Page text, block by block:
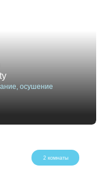
осушение
2 комнаты